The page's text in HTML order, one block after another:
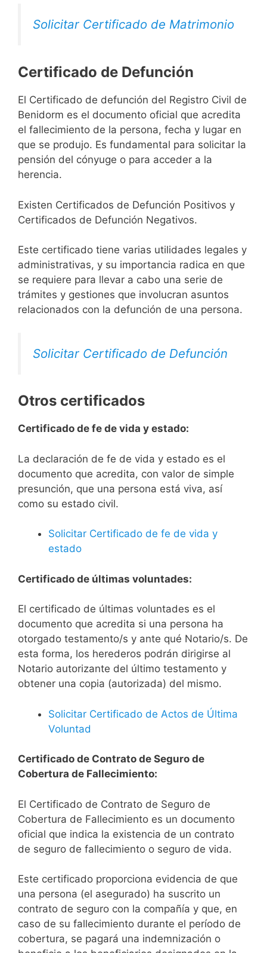
Solicitar Certificado de Matrimonio
Certificado de Defunción
El Certificado de defunción del Registro Civil de
Benidorm es el documento oficial que acredita
el fallecimiento de la persona, fecha y lugar en
que se produjo. Es fundamental para solicitar la
pensión del cónyuge o para acceder a la
herencia.
Existen Certificados de Defunción Positivos y
Certificados de Defunción Negativos.
Este certificado tiene varias utilidades legales y
administrativas, y su importancia radica en que
se requiere para llevar a cabo una serie de
trámites y gestiones que involucran asuntos
relacionados con la defunción de una persona.
Solicitar Certificado de Defunción
Otros certificados
Certificado de fe de vida y estado:
La declaración de fe de vida y estado es el
documento que acredita, con valor de simple
presunción, que una persona está viva, así
como su estado civil.
Solicitar Certificado de fe de vida y
estado
Certificado de últimas voluntades:
El certificado de últimas voluntades es el
documento que acredita si una persona ha
otorgado testamento/s y ante qué Notario/s. De
esta forma, los herederos podrán dirigirse al
Notario autorizante del último testamento y
obtener una copia (autorizada) del mismo.
Solicitar Certificado de Actos de Última
Voluntad
Certificado de Contrato de Seguro de
Cobertura de Fallecimiento:
El Certificado de Contrato de Seguro de
Cobertura de Fallecimiento es un documento
oficial que indica la existencia de un contrato
de seguro de fallecimiento o seguro de vida.
Este certificado proporciona evidencia de que
una persona (el asegurado) ha suscrito un
contrato de seguro con la compañía y que, en
caso de su fallecimiento durante el período de
cobertura, se pagará una indemnización o